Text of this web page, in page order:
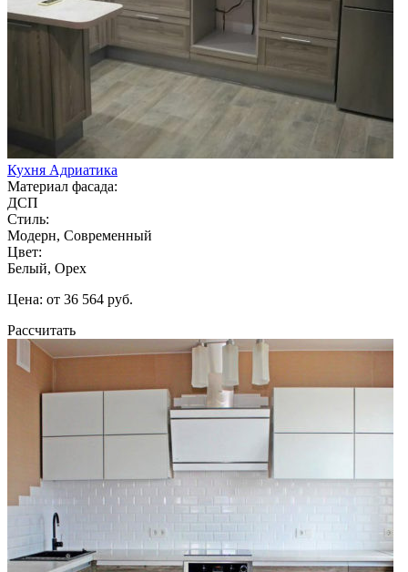
Кухня Адриатика
Материал фасада:
ДСП
Стиль:
Модерн, Современный
Цвет:
Белый, Орех
Цена: от 36 564 руб.
Рассчитать